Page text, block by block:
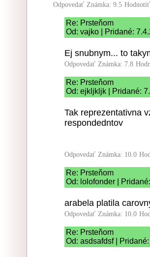
Odpovedať Známka: 9.5
Re: Prsteňom
Od: vajko | Pridané:
Ej snubnym... to
Odpovedať Známka: 7.8
Re: Prsteňom
Od: ejkljkljk | Pridané:
Tak reprezentativna
respondedntov
Odpovedať Známka: 10.0
Re: Prsteňom
Od: lolofonder |
arabela platila
Odpovedať Známka: 10.0
Re: Prsteňom
Od: asdsafdsf |